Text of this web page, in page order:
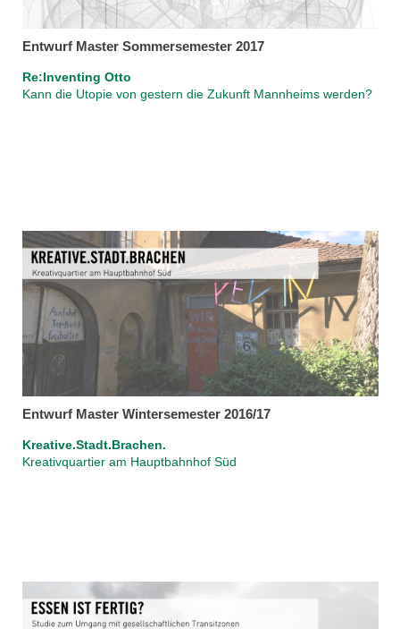
Entwurf Master Sommersemester 2017
Re:Inventing Otto
Kann die Utopie von gestern die Zukunft Mannheims werden?
Entwurf Master Wintersemester 2016/17
Kreative.Stadt.Brachen.
Kreativquartier am Hauptbahnhof Süd